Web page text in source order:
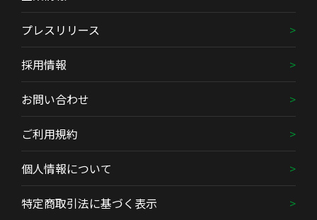
プレスリリース
採用情報
お問い合わせ
ご利用規約
個人情報について
特定商取引法に基づく表示